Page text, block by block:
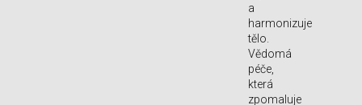
a
harmonizuje
tělo.
Vědomá
péče,
která
zpomaluje